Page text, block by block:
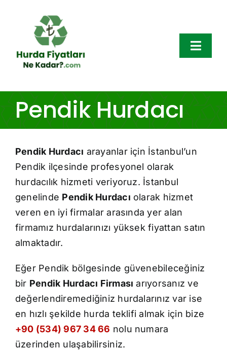
Hurda Fiyatları
Bölgeler
Hakkımızda
Blog
İletişim
Pendik Hurdacı
Pendik Hurdacı arayanlar için İstanbul’un
Pendik ilçesinde profesyonel olarak
hurdacılık hizmeti veriyoruz. İstanbul
genelinde Pendik Hurdacı olarak hizmet
veren en iyi firmalar arasında yer alan
firmamız hurdalarınızı yüksek fiyattan satın
almaktadır.
Eğer Pendik bölgesinde güvenebileceğiniz
bir Pendik Hurdacı Firması arıyorsanız ve
değerlendiremediğiniz hurdalarınız var ise
en hızlı şekilde hurda teklifi almak için bize
+90 (534) 967 34 66 nolu numara
üzerinden ulaşabilirsiniz.